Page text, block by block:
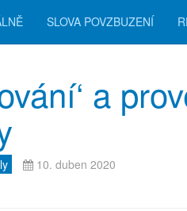
SLOVA POVZBUZENÍ
a
10. duben 2020